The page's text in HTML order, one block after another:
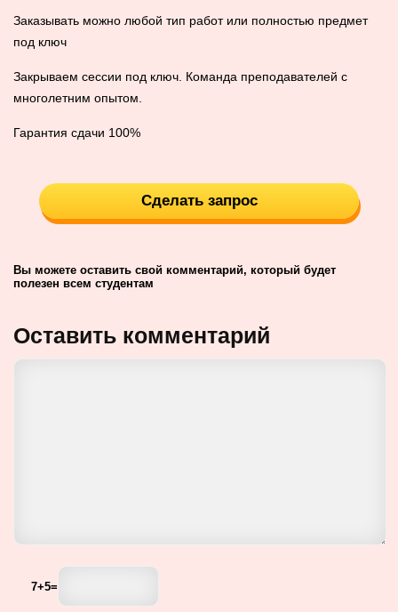
Заказывать можно любой тип работ или полностью предмет
под ключ
Закрываем сессии под ключ. Команда преподавателей с
многолетним опытом.
Гарантия сдачи 100%
Сделать запрос
Вы можете оставить свой комментарий, который будет
полезен всем студентам
Оставить комментарий
7+5=